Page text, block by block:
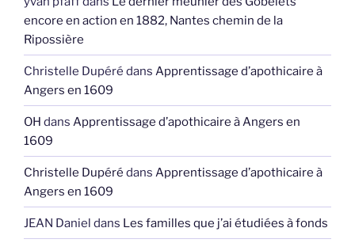
encore en action en 1882, Nantes chemin de la
Ripossière
Christelle Dupéré dans Apprentissage d’apothicaire à
Angers en 1609
OH dans Apprentissage d’apothicaire à Angers en
1609
Christelle Dupéré dans Apprentissage d’apothicaire à
Angers en 1609
JEAN Daniel dans Les familles que j’ai étudiées à fonds